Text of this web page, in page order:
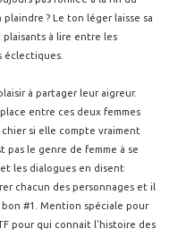
? Le ton léger laisse sa
à lire entre les
éclectiques.
à partager leur aigreur.
entre ces deux femmes
si elle compte vraiment
le genre de femme à se
les dialogues en disent
chacun des personnages et il
#1. Mention spéciale pour
pour qui connait l'histoire des